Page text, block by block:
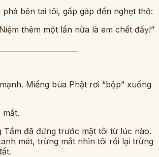
bên tai tôi, gấp gáp đến nghẹt thở:
thêm một lần nữa là em chết đấy!”
Miếng bùa Phật rơi “bộp” xuống
mắt.
Tầm đã đứng trước mặt tôi từ lúc nào.
mét, trừng mắt nhìn tôi rồi lại trừng